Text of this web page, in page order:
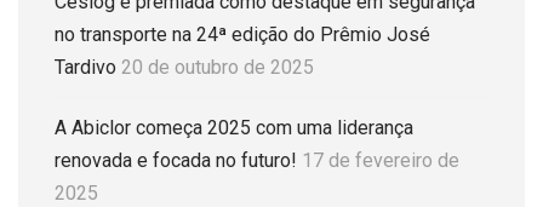
no transporte na 24ª edição do Prêmio José
Tardivo 20 de outubro de 2025
A Abiclor começa 2025 com uma liderança
renovada e focada no futuro! 17 de fevereiro de
2025